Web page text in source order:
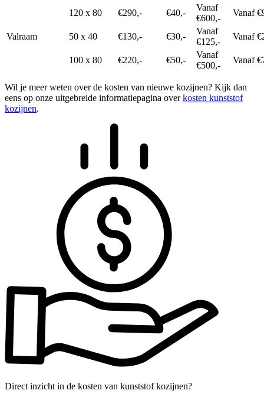
120 x 80 €290,- €40,-
Vanaf
€600,-
Vanaf
Valraam 50 x 40 €130,- €30,-
Vanaf
€125,-
Vanaf
100 x 80 €220,- €50,-
Vanaf
€500,-
Vanaf
Wil je meer weten over de kosten van nieuwe kozijnen? Kijk dan
eens op onze uitgebreide informatiepagina overkosten kunststof
kozijnen.
Direct inzicht in de kosten van kunststof kozijnen?